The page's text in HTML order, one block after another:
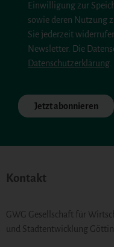
Einwilligung zur
sowie deren Nutzung
Sie jederzeit
Newsletter. Die
Datenschutzerklärung.
Jetzt abonnieren
Kontakt
GWG Gesellschaft für
und Stadtentwicklung